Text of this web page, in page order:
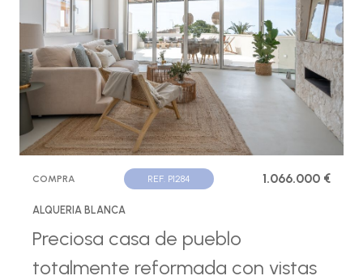
COMPRA REF. P1284 1.066.000 €
ALQUERIA BLANCA
Preciosa casa de pueblo
totalmente reformada con vistas